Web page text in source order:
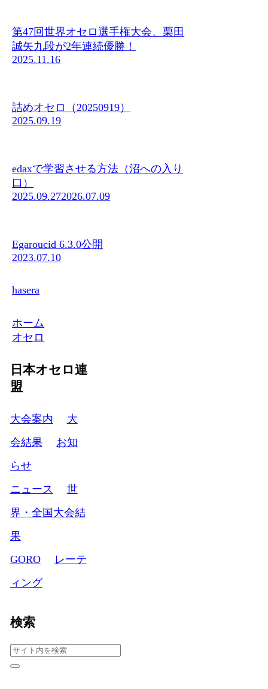
第47回世界オセロ選手権大会、栗田
誠矢九段が2年連続優勝！
2025.11.16
詰めオセロ（20250919）
2025.09.19
edaxで学習させる方法（沼への入り
口）
2025.09.272026.07.09
Egaroucid 6.3.0公開
2023.07.10
hasera
ホーム
オセロ
日本オセロ連
盟
大会案内
大
会結果
お知
らせ
ニュース
世
界・全国大会結
果
GORO
レーテ
ィング
検索